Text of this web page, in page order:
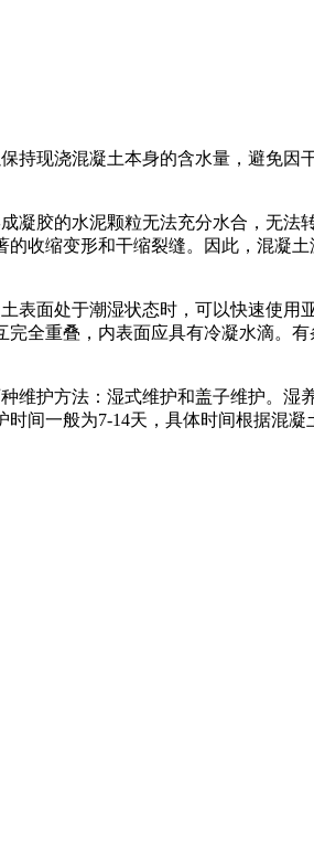
持现浇混凝土本身的含水量，避免因
胶的水泥颗粒无法充分水合，无法
收缩变形和干缩裂缝。因此，混凝
面处于潮湿状态时，可以快速使用
全重叠，内表面应具有冷凝水滴。有
护方法：湿式维护和盖子维护。湿
间一般为7-14天，具体时间根据混凝